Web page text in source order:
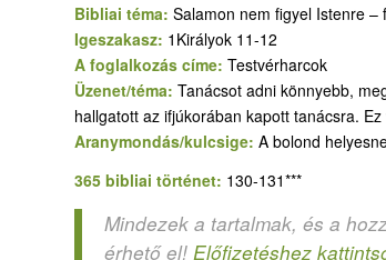
Bibliai téma: Salamon nem figyel Istenre
Igeszakasz: 1Királyok 11-12
A foglalkozás címe: Testvérharcok
Üzenet/téma: Tanácsot adni könnyebb,
hallgatott az ifjúkorában kapott tanácsra.
Aranymondás/kulcsige: A bolond
365 bibliai történet: 130-131***
Mindezek a tartalmak, és a
érhető el! Előfizetéshez